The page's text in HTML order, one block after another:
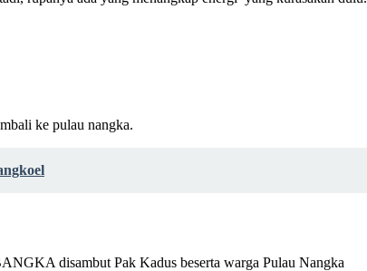
ke pulau nangka.
disambut Pak Kadus beserta warga Pulau Nangka